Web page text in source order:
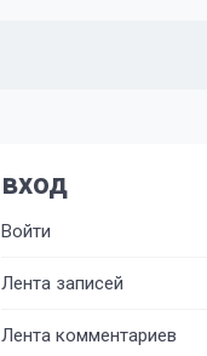
вход
Войти
Лента записей
Лента комментариев